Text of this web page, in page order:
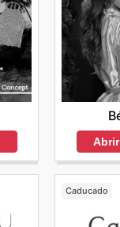
Caducado